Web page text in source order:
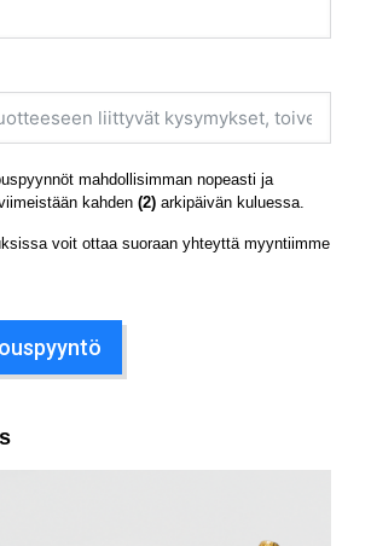
mahdollisimman nopeasti ja
kahden (2) arkipäivän kuluessa.
voit ottaa suoraan yhteyttä myyntiimme